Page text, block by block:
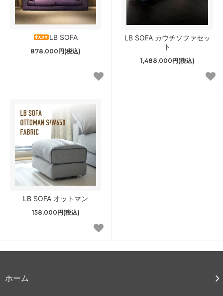
LB SOFA
878,000円(税込)
LB SOFA カウチソファセッ
ト
1,488,000円(税込)
LB SOFA オットマン
158,000円(税込)
ホーム